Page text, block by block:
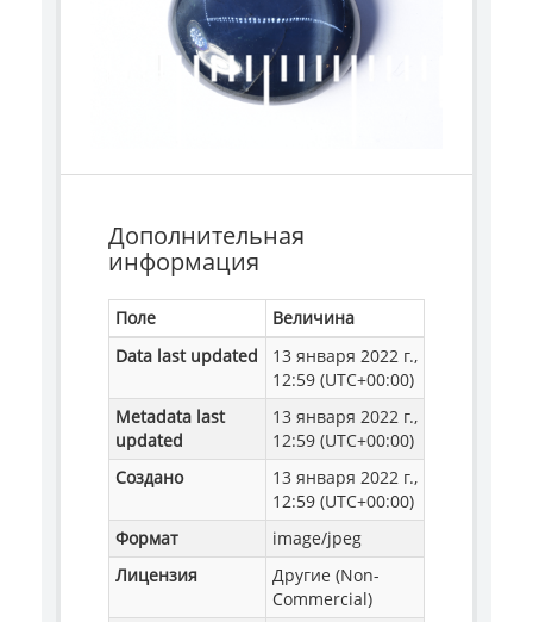
Дополнительная
информация
Поле
Величина
Data last updated
13 января 2022 г.,
12:59 (UTC+00:00)
Metadata last
updated
13 января 2022 г.,
12:59 (UTC+00:00)
Создано
13 января 2022 г.,
12:59 (UTC+00:00)
Формат
image/jpeg
Лицензия
Другие (Non-
Commercial)